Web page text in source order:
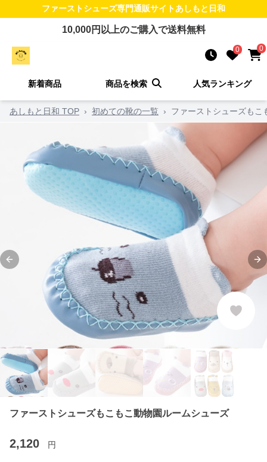
ファーストシューズ専門通販サイトあしもと日和
10,000円以上のご購入で送料無料
0 0
新着商品 商品を検索 人気ランキング
あしもと日和 TOP › 初めての靴の一覧 › ファーストシューズもこ
Previous slide
ファーストシューズもこもこ動物園ルームシューズ
2,120 円